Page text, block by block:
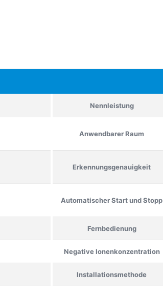
Nennleistung
Anwendbarer Raum
Erkennungsgenauigkeit
Automatischer Start und Stopp
Fernbedienung
Negative Ionenkonzentration
Installationsmethode